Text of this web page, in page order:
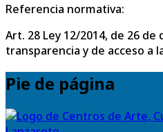
Referencia normativa:
Art. 28 Ley 12/2014, de 26 de
transparencia y de acceso a
Pie de página